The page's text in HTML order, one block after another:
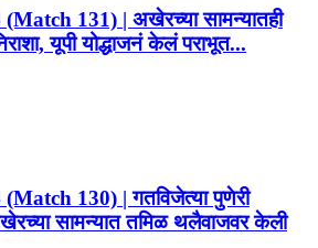
131) | अखेरच्या सामन्यातही
यूपी योद्धाजनं केलं पराभूत...
130) | गतविजेत्या पुणेरी
सामन्यात तमिळ थलैवाजवर केली